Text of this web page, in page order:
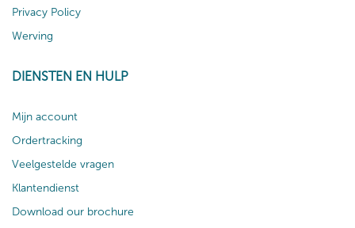
Privacy Policy
Werving
DIENSTEN EN HULP
Mijn account
Ordertracking
Veelgestelde vragen
Klantendienst
Download our brochure